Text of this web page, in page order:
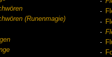
(Runenmagie)